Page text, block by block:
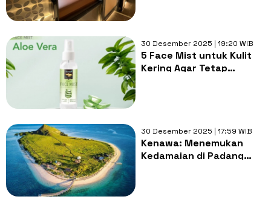
30 Desember 2025 | 19:20 WIB
5 Face Mist untuk Kulit
Kering Agar Tetap
30 Desember 2025 | 17:59 WIB
Kenawa: Menemukan
Kedamaian di Padang